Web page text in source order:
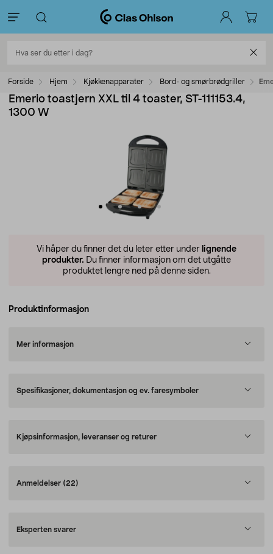
Forside Hjem Kjøkkenapparater Bord- og smørbrødgriller
Emerio toastjern XXL til 4 toaster, ST-111153.4,
1300 W
Vi håper du finner det du leter etter under lignende
produkter. Du finner informasjon om det utgåtte
produktet lengre ned på denne siden.
Produktinformasjon
Mer informasjon
Spesifikasjoner, dokumentasjon og ev. faresymboler
Kjøpsinformasjon, leveranser og returer
Anmeldelser (22)
Eksperten svarer